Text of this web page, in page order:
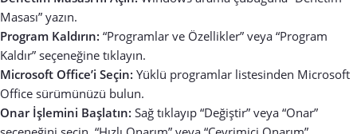
Masası” yazın.
Program Kaldırın: “Programlar ve Özellikler” veya “Program
Kaldır” seçeneğine tıklayın.
Microsoft Office’i Seçin: Yüklü programlar listesinden Microsoft
Office sürümünüzü bulun.
Onar İşlemini Başlatın: Sağ tıklayıp “Değiştir” veya “Onar”